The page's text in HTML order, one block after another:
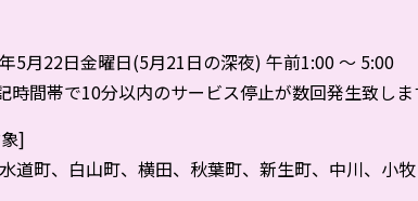
5月22日金曜日(5月21日の深夜) 午前1:00 ～ 5:00
間帯で10分以内のサービス停止が数回発生致しま
]
道町、白山町、横田、秋葉町、新生町、中川、小